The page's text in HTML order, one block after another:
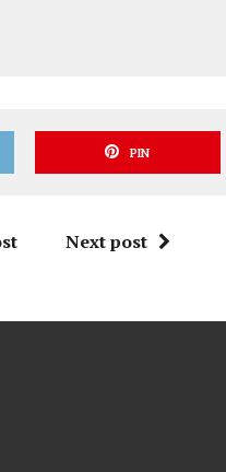
PIN
Next post